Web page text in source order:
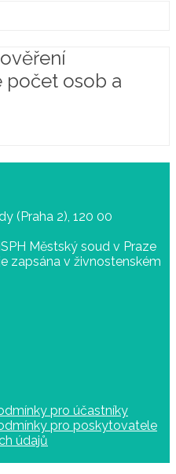
počet osob a
(Praha 2), 120 00
Městský soud v Praze
zapsána v živnostenském
pro účastníky
pro poskytovatele
údajů